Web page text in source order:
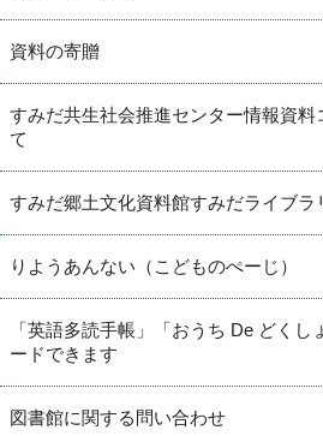
資料の寄贈
すみだ共生社会推進センター情報資料
て
すみだ郷土文化資料館すみだライブラ
りようあんない（こどものぺーじ）
「英語多読手帳」「おうち De どくし
ードできます
図書館に関する問い合わせ